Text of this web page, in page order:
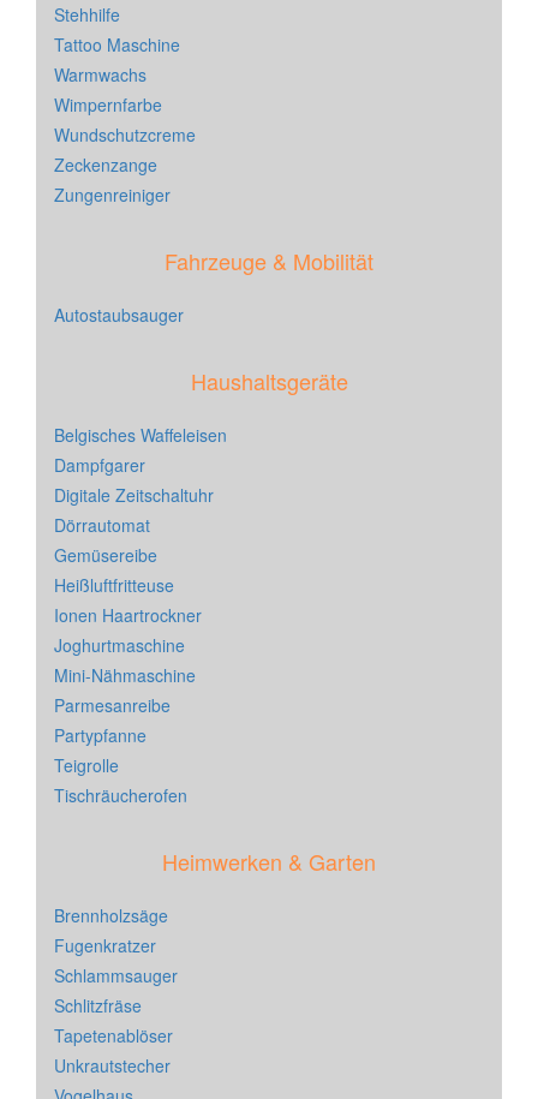
Stehhilfe
Tattoo Maschine
Warmwachs
Wimpernfarbe
Wundschutzcreme
Zeckenzange
Zungenreiniger
Fahrzeuge & Mobilität
Autostaubsauger
Haushaltsgeräte
Belgisches Waffeleisen
Dampfgarer
Digitale Zeitschaltuhr
Dörrautomat
Gemüsereibe
Heißluftfritteuse
Ionen Haartrockner
Joghurtmaschine
Mini-Nähmaschine
Parmesanreibe
Partypfanne
Teigrolle
Tischräucherofen
Heimwerken & Garten
Brennholzsäge
Fugenkratzer
Schlammsauger
Schlitzfräse
Tapetenablöser
Unkrautstecher